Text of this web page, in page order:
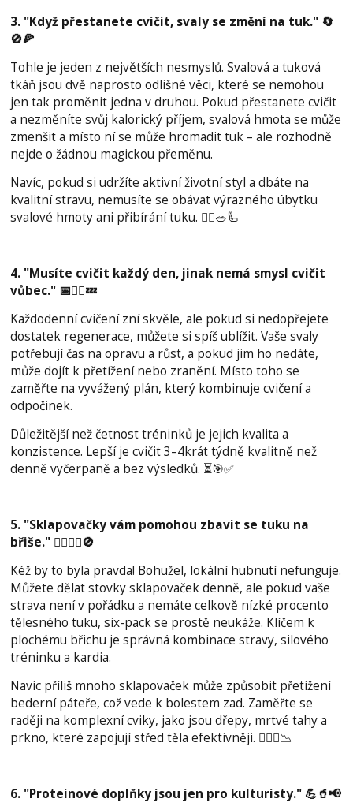
3. "Když přestanete cvičit, svaly se změní na tuk." 🔄
🚫🍕
Tohle je jeden z největších nesmyslů. Svalová a tuková
tkáň jsou dvě naprosto odlišné věci, které se nemohou
jen tak proměnit jedna v druhou. Pokud přestanete cvičit
a nezměníte svůj kalorický příjem, svalová hmota se může
zmenšit a místo ní se může hromadit tuk – ale rozhodně
nejde o žádnou magickou přeměnu.
Navíc, pokud si udržíte aktivní životní styl a dbáte na
kvalitní stravu, nemusíte se obávat výrazného úbytku
svalové hmoty ani přibírání tuku. 🏃‍♀️🥗🦾
4. "Musíte cvičit každý den, jinak nemá smysl cvičit
vůbec." 📅🚴‍♂️💤
Každodenní cvičení zní skvěle, ale pokud si nedopřejete
dostatek regenerace, můžete si spíš ublížit. Vaše svaly
potřebují čas na opravu a růst, a pokud jim ho nedáte,
může dojít k přetížení nebo zranění. Místo toho se
zaměřte na vyvážený plán, který kombinuje cvičení a
odpočinek.
Důležitější než četnost tréninků je jejich kvalita a
konzistence. Lepší je cvičit 3–4krát týdně kvalitně než
denně vyčerpaně a bez výsledků. ⏳🎯✅
5. "Sklapovačky vám pomohou zbavit se tuku na
břiše." 🤦‍♂️🧘‍♀️🚫
Kéž by to byla pravda! Bohužel, lokální hubnutí nefunguje.
Můžete dělat stovky sklapovaček denně, ale pokud vaše
strava není v pořádku a nemáte celkově nízké procento
tělesného tuku, six-pack se prostě neukáže. Klíčem k
plochému břichu je správná kombinace stravy, silového
tréninku a kardia.
Navíc příliš mnoho sklapovaček může způsobit přetížení
bederní páteře, což vede k bolestem zad. Zaměřte se
raději na komplexní cviky, jako jsou dřepy, mrtvé tahy a
prkno, které zapojují střed těla efektivněji. 🏋️‍♂️🥦📉
6. "Proteinové doplňky jsou jen pro kulturisty." 💪🥤📢